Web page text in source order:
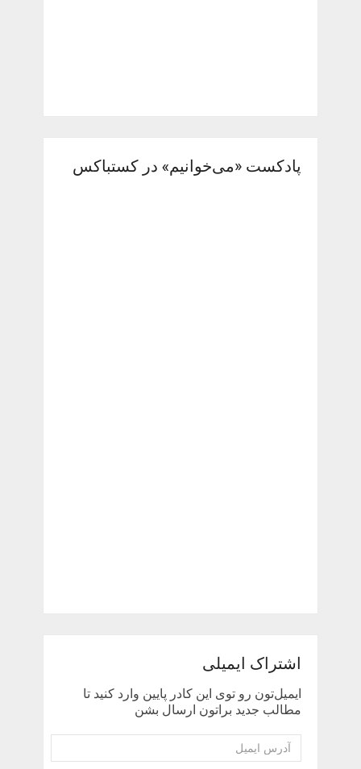
پادکست «می‌خوانیم» در کستباکس
اشتراک ایمیلی
ایمیل‌تون رو توی این کادر پایین وارد کنید تا
مطالب جدید براتون ارسال بشن
آدرس
ایمیل